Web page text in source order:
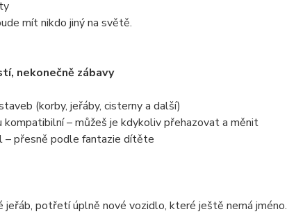
mít nikdo jiný na světě.
nekonečně zábavy
(korby, jeřáby, cisterny a další)
kompatibilní – můžeš je kdykoliv přehazovat a měnit
– přesně podle fantazie dítěte
jeřáb, potřetí úplně nové vozidlo, které ještě nemá jméno.